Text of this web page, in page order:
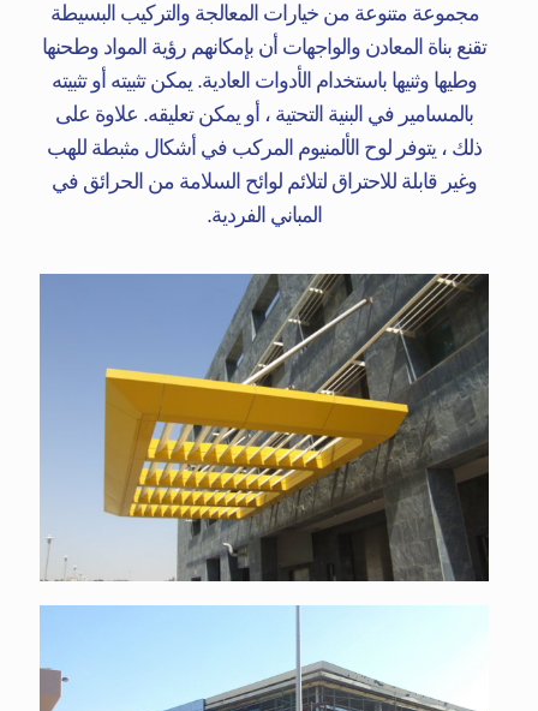
مجموعة متنوعة من خيارات المعالجة والتركيب البسيطة
تقنع بناة المعادن والواجهات أن بإمكانهم رؤية المواد وطحنها
وطيها وثنيها باستخدام الأدوات العادية. يمكن تثبيته أو تثبيته
بالمسامير في البنية التحتية ، أو يمكن تعليقه. علاوة على
ذلك ، يتوفر لوح الألمنيوم المركب في أشكال مثبطة للهب
وغير قابلة للاحتراق لتلائم لوائح السلامة من الحرائق في
المباني الفردية.